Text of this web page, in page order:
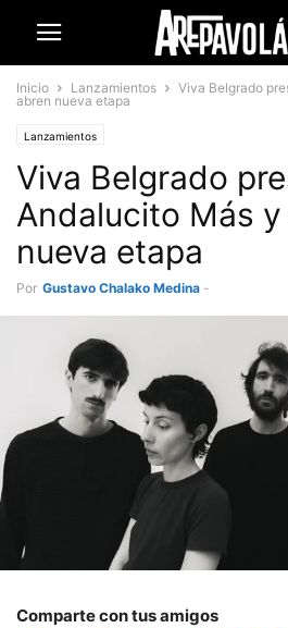
Inicio Lanzamientos
Viva Belgrado
abren nueva etapa
Lanzamientos
Viva Belgrado
Andalucito Más y
nueva etapa
Por Gustavo Chalako Medina -
Comparte con tus amigos